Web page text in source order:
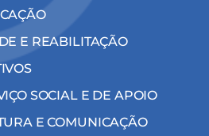
E REABILITAÇÃO
SOCIAL E DE APOIO
E COMUNICAÇÃO